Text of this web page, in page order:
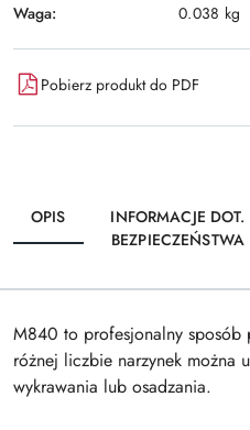
Waga: 0.038 kg
Pobierz produkt do PDF
OPIS
INFORMACJE DOT.
BEZPIECZEŃSTWA
M840 to profesjonalny sposób
różnej liczbie narzynek można
wykrawania lub osadzania.